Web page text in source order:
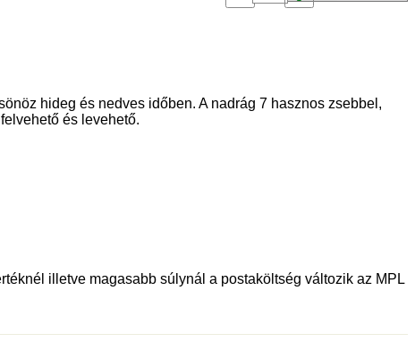
hideg és nedves időben. A nadrág 7 hasznos zsebbel,
és levehető.
illetve magasabb súlynál a postaköltség változik az MPL